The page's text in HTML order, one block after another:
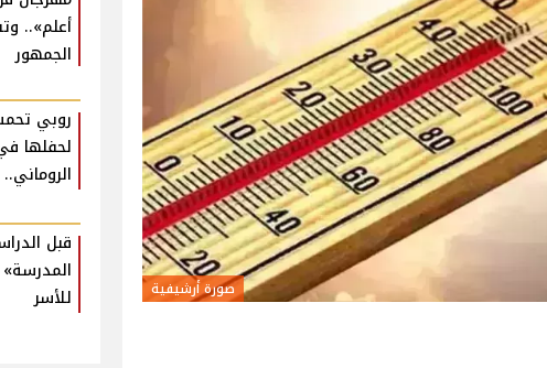
صورة أرشيفية
أعلم»..
الجمهور
روبي
لحفلها
الروماني.. 21 أغسطس
قبل
للأسر